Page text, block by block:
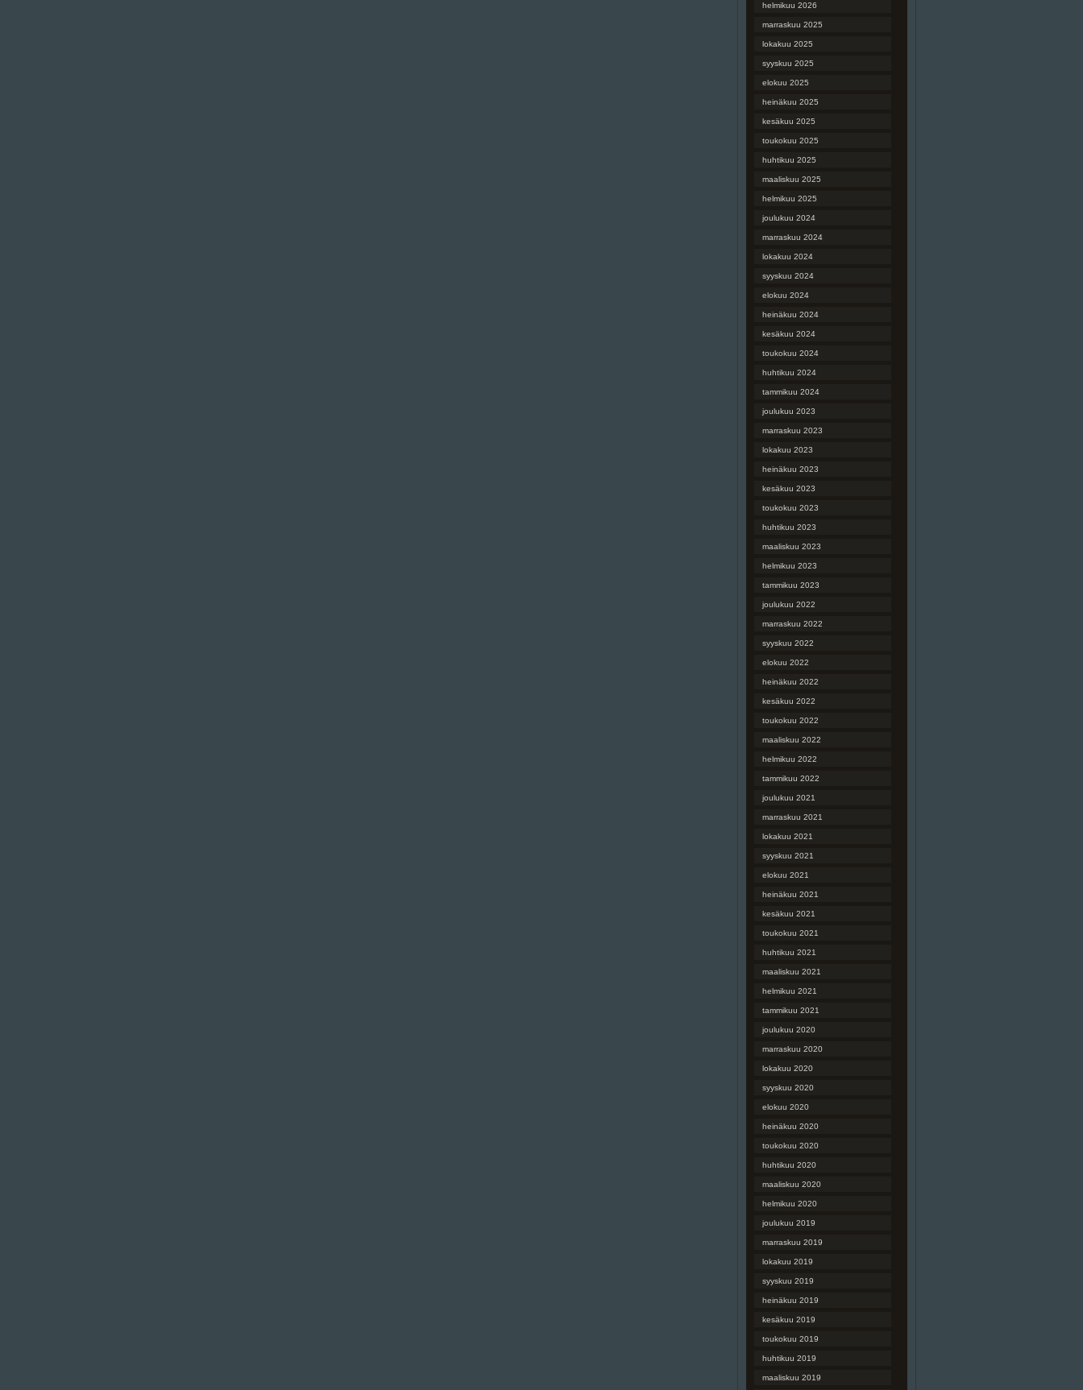
helmikuu 2026
marraskuu 2025
lokakuu 2025
syyskuu 2025
elokuu 2025
heinäkuu 2025
kesäkuu 2025
toukokuu 2025
huhtikuu 2025
maaliskuu 2025
helmikuu 2025
joulukuu 2024
marraskuu 2024
lokakuu 2024
syyskuu 2024
elokuu 2024
heinäkuu 2024
kesäkuu 2024
toukokuu 2024
huhtikuu 2024
tammikuu 2024
joulukuu 2023
marraskuu 2023
lokakuu 2023
heinäkuu 2023
kesäkuu 2023
toukokuu 2023
huhtikuu 2023
maaliskuu 2023
helmikuu 2023
tammikuu 2023
joulukuu 2022
marraskuu 2022
syyskuu 2022
elokuu 2022
heinäkuu 2022
kesäkuu 2022
toukokuu 2022
maaliskuu 2022
helmikuu 2022
tammikuu 2022
joulukuu 2021
marraskuu 2021
lokakuu 2021
syyskuu 2021
elokuu 2021
heinäkuu 2021
kesäkuu 2021
toukokuu 2021
huhtikuu 2021
maaliskuu 2021
helmikuu 2021
tammikuu 2021
joulukuu 2020
marraskuu 2020
lokakuu 2020
syyskuu 2020
elokuu 2020
heinäkuu 2020
toukokuu 2020
huhtikuu 2020
maaliskuu 2020
helmikuu 2020
joulukuu 2019
marraskuu 2019
lokakuu 2019
syyskuu 2019
heinäkuu 2019
kesäkuu 2019
toukokuu 2019
huhtikuu 2019
maaliskuu 2019